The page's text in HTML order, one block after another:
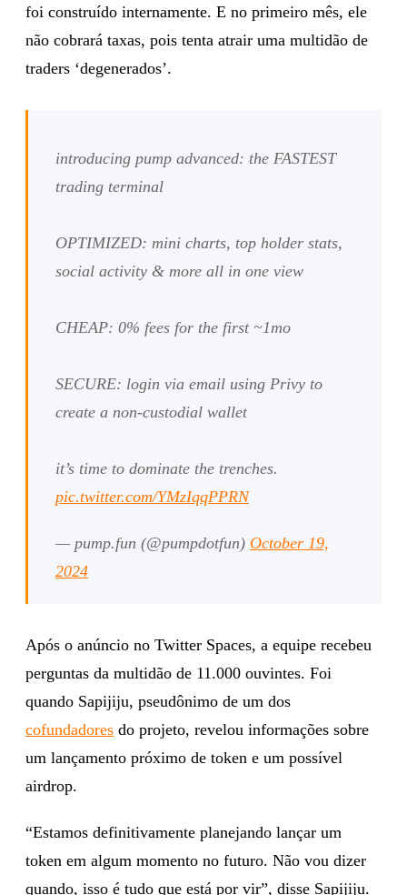
foi construído internamente. E no primeiro mês, ele
não cobrará taxas, pois tenta atrair uma multidão de
traders ‘degenerados’.
introducing pump advanced: the FASTEST
trading terminal
OPTIMIZED: mini charts, top holder stats,
social activity & more all in one view
CHEAP: 0% fees for the first ~1mo
SECURE: login via email using Privy to
create a non-custodial wallet
it’s time to dominate the trenches.
pic.twitter.com/YMzIqqPPRN
— pump.fun (@pumpdotfun) October 19,
2024
Após o anúncio no Twitter Spaces, a equipe recebeu
perguntas da multidão de 11.000 ouvintes. Foi
quando Sapijiju, pseudônimo de um dos
cofundadores do projeto, revelou informações sobre
um lançamento próximo de token e um possível
airdrop.
“Estamos definitivamente planejando lançar um
token em algum momento no futuro. Não vou dizer
quando, isso é tudo que está por vir”, disse Sapijiju.